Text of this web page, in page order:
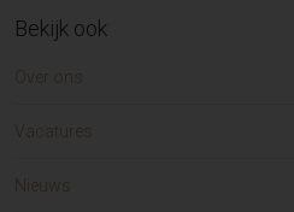
Bekijk ook
Over ons
Vacatures
Nieuws